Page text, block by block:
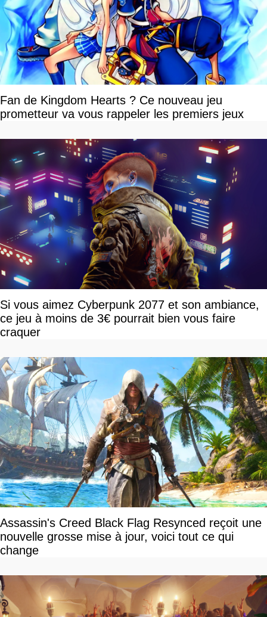
Fan de Kingdom Hearts ? Ce nouveau jeu
prometteur va vous rappeler les premiers jeux
Si vous aimez Cyberpunk 2077 et son ambiance,
ce jeu à moins de 3€ pourrait bien vous faire
craquer
Assassin's Creed Black Flag Resynced reçoit une
nouvelle grosse mise à jour, voici tout ce qui
change